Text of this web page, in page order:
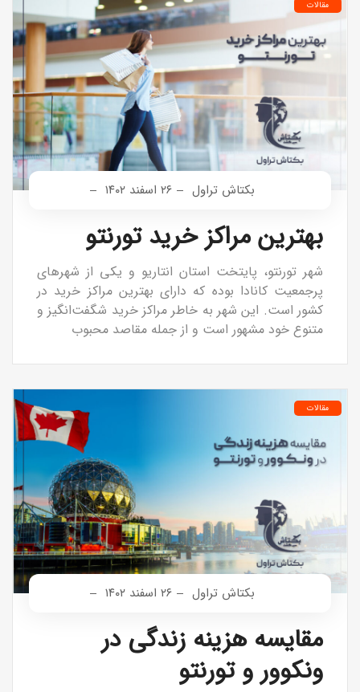
مقالات
بکتاش تراول ۲۶ اسفند ۱۴۰۲
بهترین مراکز خرید تورنتو
شهر تورنتو، پایتخت استان انتاریو و یکی از شهرهای
پرجمعیت کانادا بوده که دارای بهترین مراکز خرید در
کشور است. این شهر به خاطر مراکز خرید شگفت‌انگیز و
متنوع خود مشهور است و از جمله مقاصد محبوب
مقالات
بکتاش تراول ۲۶ اسفند ۱۴۰۲
مقایسه هزینه زندگی در
ونکوور و تورنتو